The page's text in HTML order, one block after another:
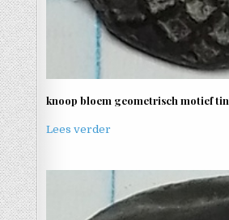
knoop bloem geometrisch motief tin
Lees verder